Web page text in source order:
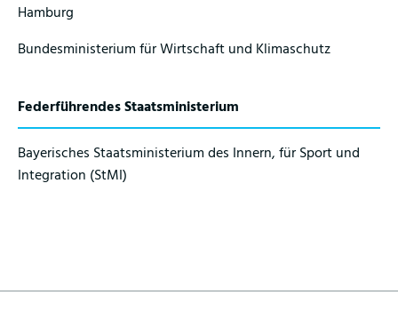
Hamburg
Bundesministerium für Wirtschaft und Klimaschutz
Federführendes Staatsministerium
Bayerisches Staatsministerium des Innern, für Sport und
Integration (StMI)